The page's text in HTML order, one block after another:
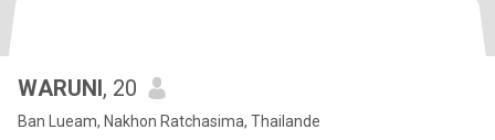
WARUNI, 20
Ban Lueam, Nakhon Ratchasima, Thailande